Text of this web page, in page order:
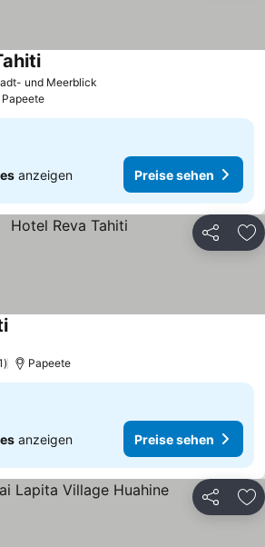
und Meerblick
Preise sehen
Papeete
anzeigen Preise sehen
Teilen
Preise sehen
Papeete
anzeigen Preise sehen
Teilen